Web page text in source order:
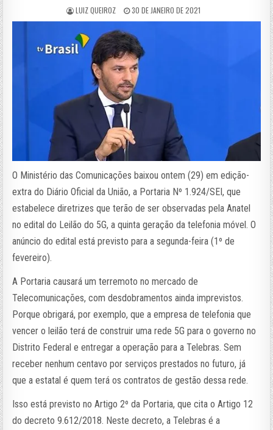
LUIZ QUEIROZ 30 DE JANEIRO DE 2021
O Ministério das Comunicações baixou ontem (29) em edição-
extra do Diário Oficial da União, a Portaria Nº 1.924/SEI, que
estabelece diretrizes que terão de ser observadas pela Anatel
no edital do Leilão do 5G, a quinta geração da telefonia móvel. O
anúncio do edital está previsto para a segunda-feira (1º de
fevereiro).
A Portaria causará um terremoto no mercado de
Telecomunicações, com desdobramentos ainda imprevistos.
Porque obrigará, por exemplo, que a empresa de telefonia que
vencer o leilão terá de construir uma rede 5G para o governo no
Distrito Federal e entregar a operação para a Telebras. Sem
receber nenhum centavo por serviços prestados no futuro, já
que a estatal é quem terá os contratos de gestão dessa rede.
Isso está previsto no Artigo 2º da Portaria, que cita o Artigo 12
do decreto 9.612/2018. Neste decreto, a Telebras é a